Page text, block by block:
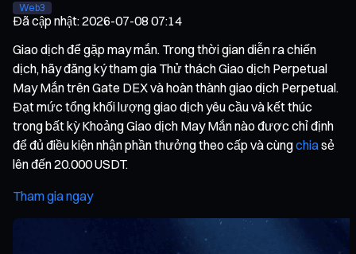
Web3
Đã cập nhật:2026-07-08 07:14
Giao dịch để gặp may mắn. Trong thời gian diễn ra chiến
dịch, hãy đăng ký tham gia Thử thách Giao dịch Perpetual
May Mắn trên Gate DEX và hoàn thành giao dịch Perpetual.
Đạt mức tổng khối lượng giao dịch yêu cầu và kết thúc
trong bất kỳ Khoảng Giao dịch May Mắn nào được chỉ định
để đủ điều kiện nhận phần thưởng theo cấp và cùngchiasẻ
lên đến 20.000 USDT.
Tham gia ngay